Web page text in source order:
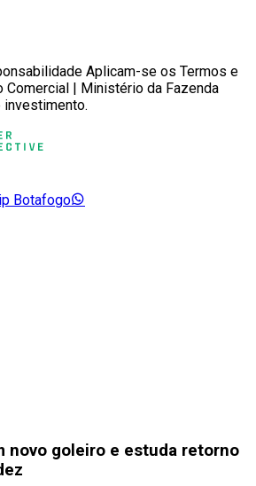
Aplicam-se os Termos e
Comercial | Ministério da Fazenda
investimento.
Botafogo
novo goleiro e estuda retorno